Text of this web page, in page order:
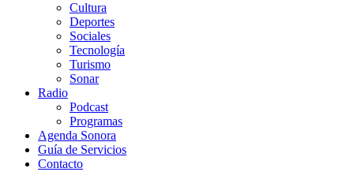
Cultura
Deportes
Sociales
Tecnología
Turismo
Sonar
Radio
Podcast
Programas
Agenda Sonora
Guía de Servicios
Contacto